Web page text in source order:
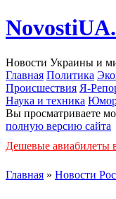
Новости Украины и
Главная Политика
Происшествия Я-
Наука и техника
Вы просматриваете
полную версию сайта
Дешевые авиабилеты
Главная » Новости